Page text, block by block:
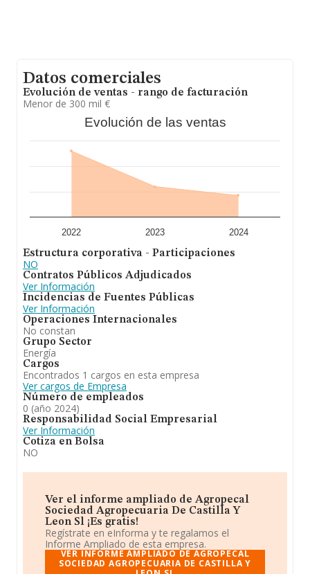
Datos comerciales
Evolución de ventas - rango de facturación
Menor de 300 mil €
Evolución de las ventas
2022 2023 2024
Estructura corporativa - Participaciones
NO
Contratos Públicos Adjudicados
Ver Información
Incidencias de Fuentes Públicas
Ver Información
Operaciones Internacionales
No constan
Grupo Sector
Energía
Cargos
Encontrados 1 cargos en esta empresa
Ver cargos de Empresa
Número de empleados
0 (año 2024)
Responsabilidad Social Empresarial
Ver Información
Cotiza en Bolsa
NO
Ver el informe ampliado de Agropecal
Sociedad Agropecuaria De Castilla Y
Leon Sl ¡Es gratis!
Regístrate en eInforma y te regalamos el
Informe Ampliado de esta empresa.
VER INFORME AMPLIADO DE AGROPECAL
SOCIEDAD AGROPECUARIA DE CASTILLA Y